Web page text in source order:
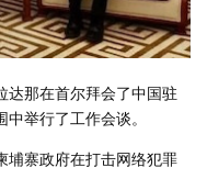
达那在首尔拜会了中国驻
举行了工作会谈。
埔寨政府在打击网络犯罪